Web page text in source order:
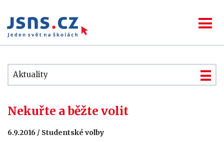
Aktuality
Nekuřte a běžte volit
6.9.2016 / Studentské volby